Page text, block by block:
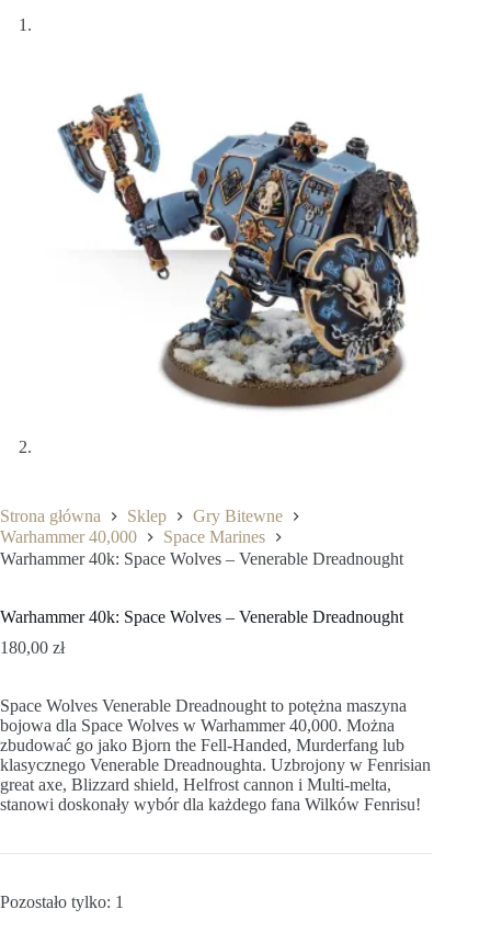
Strona główna Sklep
Gry Bitewne
Warhammer 40,000
Space Marines
Warhammer 40k: Space Wolves – Venerable Dreadnought
Warhammer 40k: Space Wolves – Venerable Dreadnought
180,00 zł
Space Wolves Venerable Dreadnought to potężna maszyna
bojowa dla Space Wolves w Warhammer 40,000. Można
zbudować go jako Bjorn the Fell-Handed, Murderfang lub
klasycznego Venerable Dreadnoughta. Uzbrojony w Fenrisian
great axe, Blizzard shield, Helfrost cannon i Multi-melta,
stanowi doskonały wybór dla każdego fana Wilków Fenrisu!
Pozostało tylko: 1